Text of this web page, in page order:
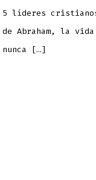
cristianos
Abraham, la
[…]